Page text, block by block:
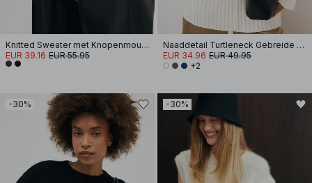
Knitted Sweater met Knopenmouwen
EUR 39.16 EUR 55.95
Naaddetail Turtleneck Gebreide Trui
EUR 34.96 EUR 49.95
+2
-30% -30%